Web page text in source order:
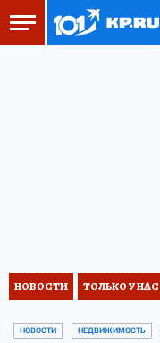
НОВОСТИ ТОЛЬКО У НАС
НОВОСТИ НЕДВИЖИМОСТЬ